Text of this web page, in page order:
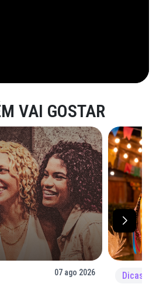
VAI GOSTAR
07 ago 2026